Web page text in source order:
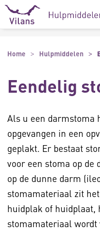
Naar hoofdinhoud
Naar footer
Home Hulpmiddelen
Eendelig
Als u een darmstoma
opgevangen in een
geplakt. Er bestaat
voor een stoma op de
op de dunne darm
stomamateriaal zit
huidplak of huidplaat,
stomamateriaal wordt